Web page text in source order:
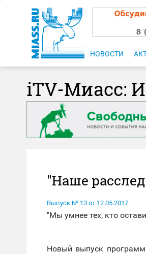
НОВОСТИ
iTV-Миасс:
"Наше
Выпуск № 13 от 12.05.2017
"Мы умнее тех, кто
Новый выпуск